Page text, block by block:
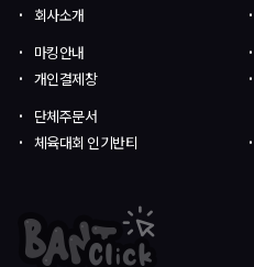
회사소개
마킹안내
개인결제창
단체주문서
체육대회 인기반티